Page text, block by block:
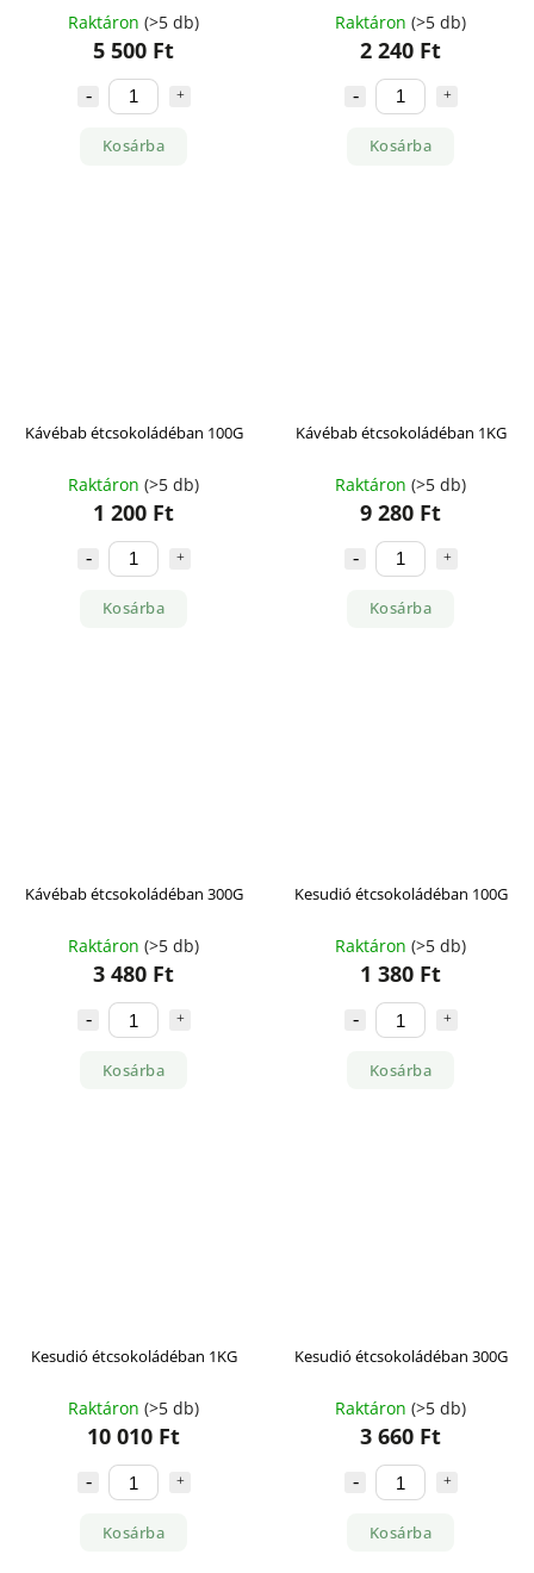
Raktáron (>5 db)
5 500 Ft
Kosárba
Raktáron (>5 db)
2 240 Ft
Kosárba
Kávébab étcsokoládéban 100G
Raktáron (>5 db)
1 200 Ft
Kosárba
Kávébab étcsokoládéban 1KG
Raktáron (>5 db)
9 280 Ft
Kosárba
Kávébab étcsokoládéban 300G
Raktáron (>5 db)
3 480 Ft
Kosárba
Kesudió étcsokoládéban 100G
Raktáron (>5 db)
1 380 Ft
Kosárba
Kesudió étcsokoládéban 1KG
Raktáron (>5 db)
10 010 Ft
Kosárba
Kesudió étcsokoládéban 300G
Raktáron (>5 db)
3 660 Ft
Kosárba